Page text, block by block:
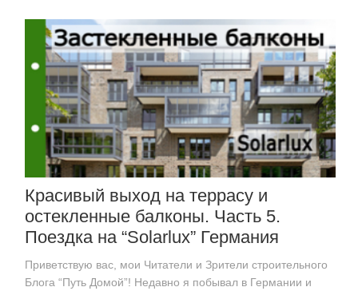
Красивый выход на террасу и
остекленные балконы. Часть 5.
Поездка на “Solarlux” Германия
Приветствую вас, мои Читатели и Зрители строительного
Блога “Путь Домой”! Недавно я побывал в Германии и